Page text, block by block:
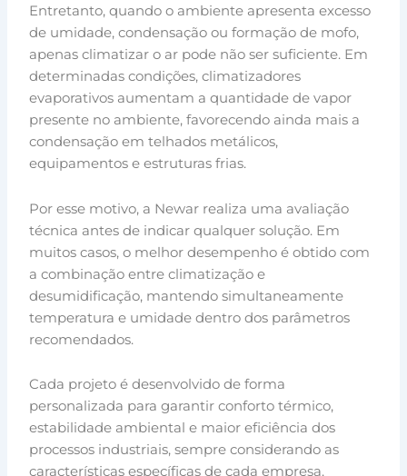
Entretanto, quando o ambiente apresenta excesso
de umidade, condensação ou formação de mofo,
apenas climatizar o ar pode não ser suficiente. Em
determinadas condições, climatizadores
evaporativos aumentam a quantidade de vapor
presente no ambiente, favorecendo ainda mais a
condensação em telhados metálicos,
equipamentos e estruturas frias.
Por esse motivo, a Newar realiza uma avaliação
técnica antes de indicar qualquer solução. Em
muitos casos, o melhor desempenho é obtido com
a combinação entre climatização e
desumidificação, mantendo simultaneamente
temperatura e umidade dentro dos parâmetros
recomendados.
Cada projeto é desenvolvido de forma
personalizada para garantir conforto térmico,
estabilidade ambiental e maior eficiência dos
processos industriais, sempre considerando as
características específicas de cada empresa.